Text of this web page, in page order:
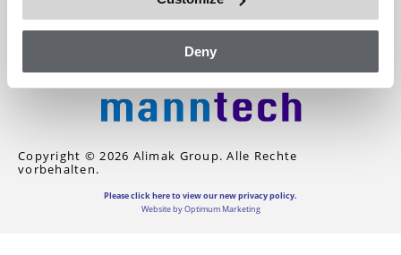
Deny
CONTACT
SITEMAP
Copyright © 2026 Alimak Group. Alle Rechte
vorbehalten.
Please click here to view our new privacy policy.
Website by Optimum Marketing